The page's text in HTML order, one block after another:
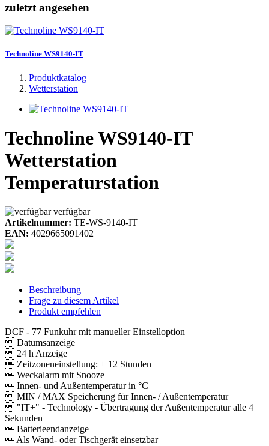
zuletzt angesehen
Technoline WS9140-IT
Produktkatalog
Wetterstation
Technoline WS9140-IT
Wetterstation
Temperaturstation
verfügbar
Artikelnummer: TE-WS-9140-IT
EAN: 4029665091402
Beschreibung
Frage zu diesem Artikel
Produkt empfehlen
DCF - 77 Funkuhr mit manueller Einstelloption
 Datumsanzeige
 24 h Anzeige
 Zeitzoneneinstellung: ± 12 Stunden
 Weckalarm mit Snooze
 Innen- und Außentemperatur in °C
 MIN / MAX Speicherung für Innen- / Außentemperatur
 "IT+" - Technology - Übertragung der Außentemperatur alle 4
Sekunden
 Batterieendanzeige
 Als Wand- oder Tischgerät einsetzbar